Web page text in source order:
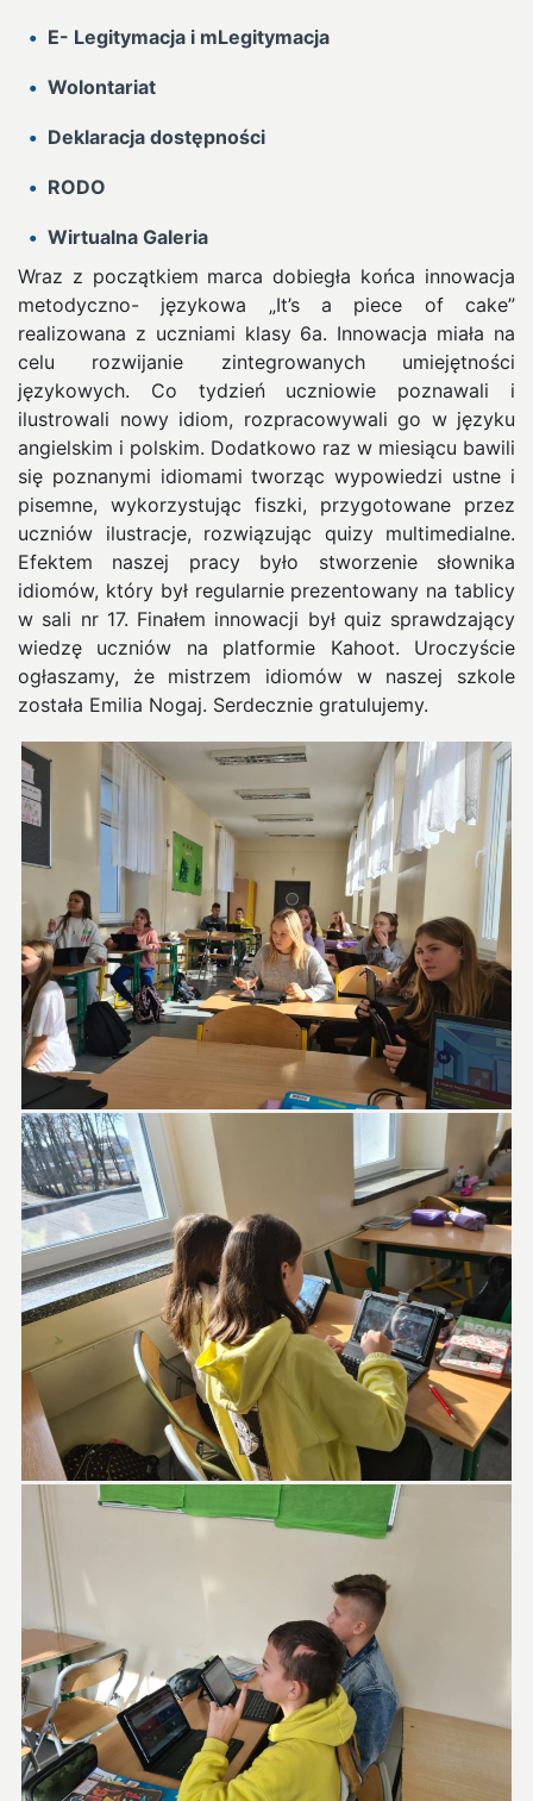
E- Legitymacja i mLegitymacja
Wolontariat
Deklaracja dostępności
RODO
Wirtualna Galeria
Wraz z początkiem marca dobiegła końca innowacja
metodyczno- językowa „It’s a piece of cake”
realizowana z uczniami klasy 6a. Innowacja miała na
celu rozwijanie zintegrowanych umiejętności
językowych. Co tydzień uczniowie poznawali i
ilustrowali nowy idiom, rozpracowywali go w języku
angielskim i polskim. Dodatkowo raz w miesiącu bawili
się poznanymi idiomami tworząc wypowiedzi ustne i
pisemne, wykorzystując fiszki, przygotowane przez
uczniów ilustracje, rozwiązując quizy multimedialne.
Efektem naszej pracy było stworzenie słownika
idiomów, który był regularnie prezentowany na tablicy
w sali nr 17. Finałem innowacji był quiz sprawdzający
wiedzę uczniów na platformie Kahoot. Uroczyście
ogłaszamy, że mistrzem idiomów w naszej szkole
została Emilia Nogaj. Serdecznie gratulujemy.